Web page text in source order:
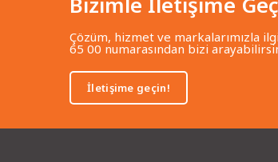
Çözüm, hizmet ve markalarımızla
65 00 numarasından bizi
İletişime geçin!